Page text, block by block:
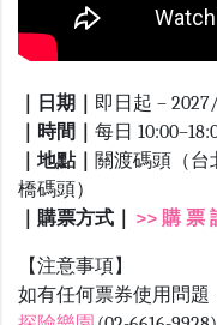
｜日期｜ 即日起 –
｜時間｜ 每日
｜地點｜ 關渡碼頭（台
橋碼頭）
｜購票方式｜
>> 購 票
【注意事項】
如有任何票券使用問題